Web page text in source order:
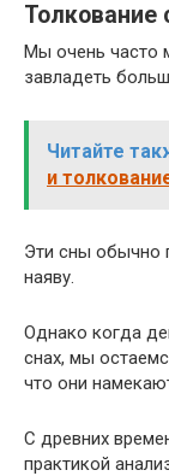
Толкование
Мы очень часто
завладеть
Читайте
и
Эти сны обычно
наяву.
Однако когда
снах, мы
что они
С древних
практикой